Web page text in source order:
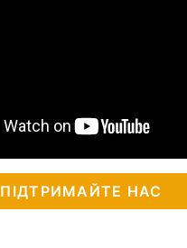
ПІДТРИМАЙТЕ НАС